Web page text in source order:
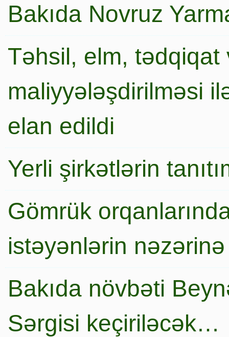
Bakıda Novruz
Təhsil, elm,
maliyyələşdirilməsi
elan edildi
Yerli şirkətlərin
Gömrük
istəyənlərin nəzərinə
Bakıda növbəti
Sərgisi keçiriləcək…